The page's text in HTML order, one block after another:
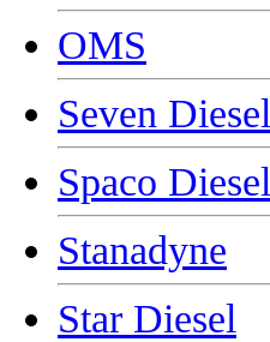
OMS
Seven Diesel
Spaco Diesel
Stanadyne
Star Diesel